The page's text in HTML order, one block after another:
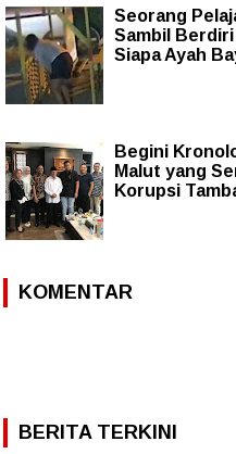
Seorang
Sambil Berdiri
Siapa Ayah
Begini
Malut yang
Korupsi
KOMENTAR
BERITA TERKINI